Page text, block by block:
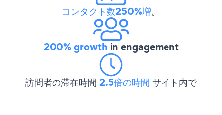
コンタクト数250%増。
200% growth in engagement
訪問者の滞在時間 2.5倍の時間 サイト内で